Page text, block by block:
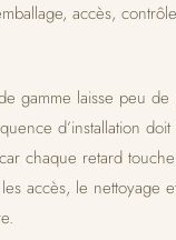
accès,
gamme laisse peu de
d’installation
chaque retard
accès, le nettoyage